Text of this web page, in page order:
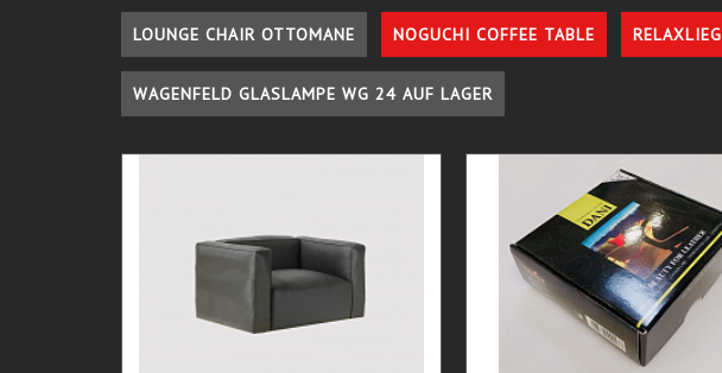
LOUNGE CHAIR OTTOMANE NOGUCHI COFFEE TABLE
WAGENFELD GLASLAMPE WG 24 AUF LAGER